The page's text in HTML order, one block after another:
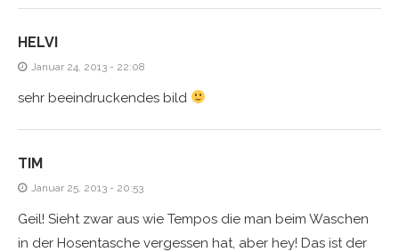
HELVI
Januar 24, 2013 - 22:08
sehr beeindruckendes bild
TIM
Januar 25, 2013 - 20:53
Geil! Sieht zwar aus wie Tempos die man beim Waschen
in der Hosentasche vergessen hat, aber hey! Das ist der